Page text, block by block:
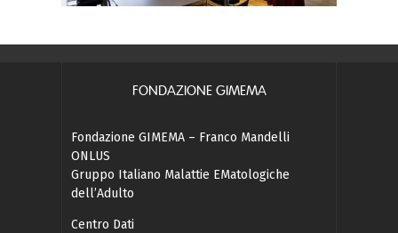
FONDAZIONE GIMEMA
Fondazione GIMEMA – Franco Mandelli
ONLUS
Gruppo Italiano Malattie EMatologiche
dell’Adulto
Centro Dati